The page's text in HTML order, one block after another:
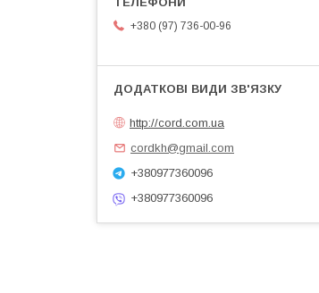
+380 (97) 736-00-96
http://cord.com.ua
cordkh@gmail.com
+380977360096
+380977360096